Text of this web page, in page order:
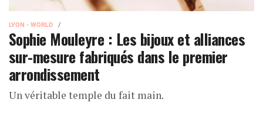
LYON - WORLD
Sophie Mouleyre : Les bijoux et alliances
sur-mesure fabriqués dans le premier
arrondissement
Un véritable temple du fait main.